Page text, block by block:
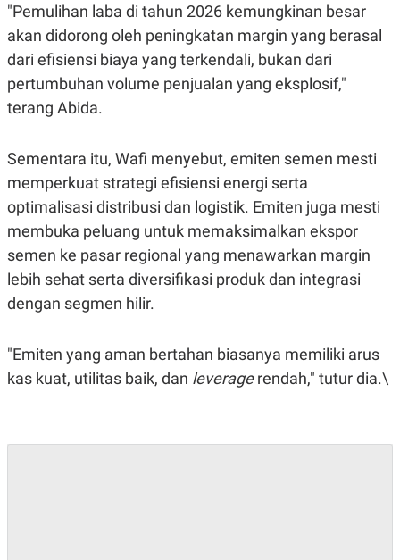
"Pemulihan laba di tahun 2026 kemungkinan besar
akan didorong oleh peningkatan margin yang berasal
dari efisiensi biaya yang terkendali, bukan dari
pertumbuhan volume penjualan yang eksplosif,"
terang Abida.
Sementara itu, Wafi menyebut, emiten semen mesti
memperkuat strategi efisiensi energi serta
optimalisasi distribusi dan logistik. Emiten juga mesti
membuka peluang untuk memaksimalkan ekspor
semen ke pasar regional yang menawarkan margin
lebih sehat serta diversifikasi produk dan integrasi
dengan segmen hilir.
"Emiten yang aman bertahan biasanya memiliki arus
kas kuat, utilitas baik, dan leveragerendah," tutur dia.\